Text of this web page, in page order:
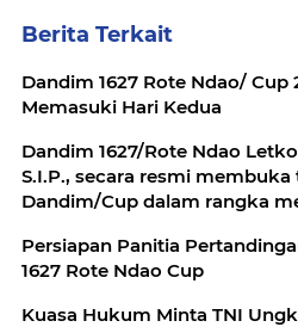
Berita Terkait
Dandim 1627 Rote Ndao/ Cup
Memasuki Hari Kedua
Dandim 1627/Rote Ndao Letkol Inf Alber
S.I.P., secara resmi
Dandim/Cup dalam rangka
Persiapan Panitia
1627 Rote Ndao Cup
Kuasa Hukum Minta TNI